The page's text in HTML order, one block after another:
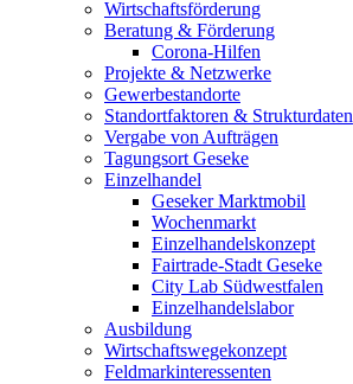
Wirtschaftsförderung
Beratung & Förderung
Corona-Hilfen
Projekte & Netzwerke
Gewerbestandorte
Standortfaktoren & Strukturdaten
Vergabe von Aufträgen
Tagungsort Geseke
Einzelhandel
Geseker Marktmobil
Wochenmarkt
Einzelhandelskonzept
Fairtrade-Stadt Geseke
City Lab Südwestfalen
Einzelhandelslabor
Ausbildung
Wirtschaftswegekonzept
Feldmarkinteressenten